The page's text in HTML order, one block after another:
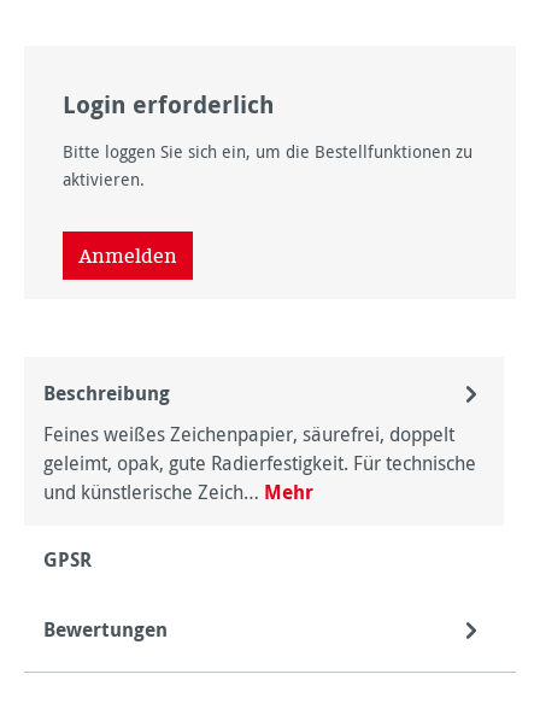
Login erforderlich
Bitte loggen Sie sich ein, um die Bestellfunktionen zu
aktivieren.
Anmelden
Beschreibung
Feines weißes Zeichenpapier, säurefrei, doppelt
geleimt, opak, gute Radierfestigkeit. Für technische
und künstlerische Zeich… Mehr
GPSR
Bewertungen